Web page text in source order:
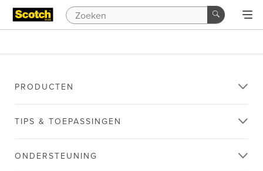
PRODUCTEN
TIPS & TOEPASSINGEN
ONDERSTEUNING